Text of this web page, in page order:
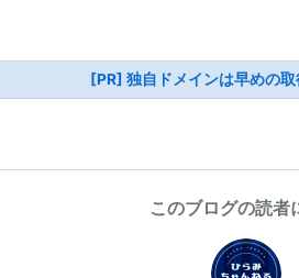
[PR] 独自ドメインは早めの取
このブログの読者